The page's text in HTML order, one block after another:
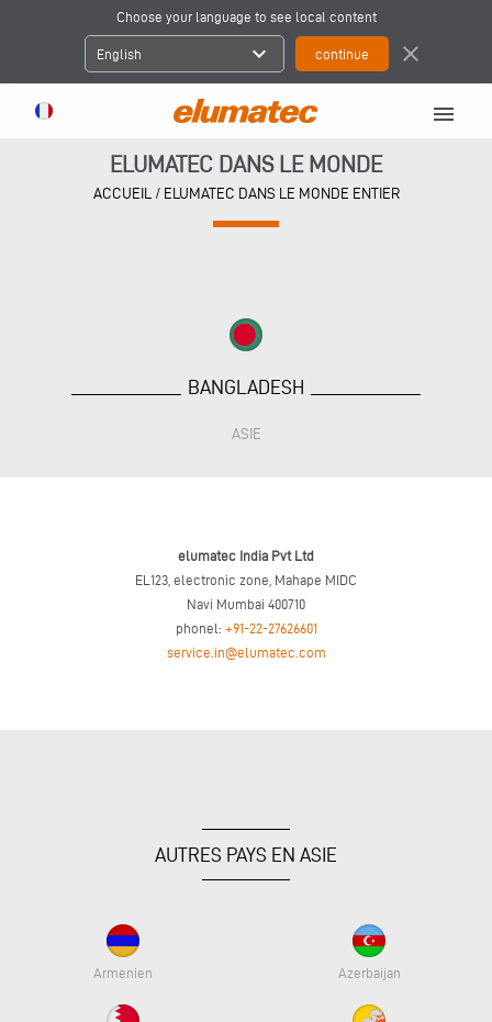
Choose your language to see local content
English expand_more close
menu
ELUMATEC DANS LE MONDE
ACCUEIL/ ELUMATEC DANS LE MONDE ENTIER
BANGLADESH
ASIE
elumatec India Pvt Ltd
EL123, electronic zone, Mahape MIDC
Navi Mumbai 400710
phonel: +91-22-27626601
service.in@elumatec.com
AUTRES PAYS EN ASIE
Armenien Azerbaijan